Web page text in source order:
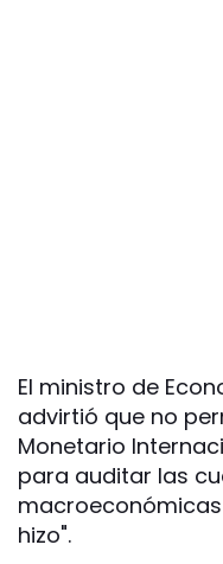
El ministro de
advirtió que no
Monetario
para auditar las
hizo".